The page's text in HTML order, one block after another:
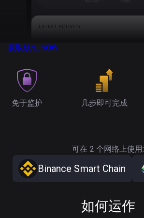
获取钱包 NOW
免于监护 几步即可完成
可在 2 个网络上使用:
Binance Smart Chain
如何运作